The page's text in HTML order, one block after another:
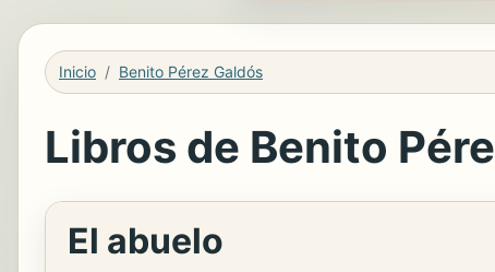
Inicio Benito Pérez Galdós
Libros de Benito
El abuelo